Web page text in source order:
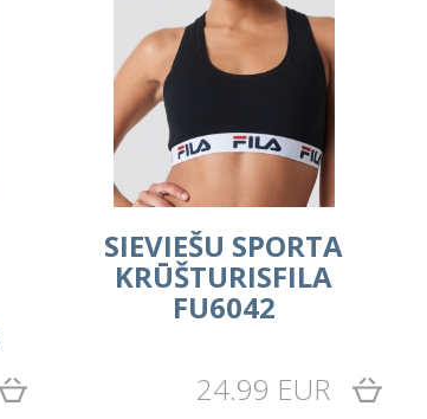
SIEVIEŠU SPORTA
KRŪŠTURISFILA
FU6042
24.99 EUR